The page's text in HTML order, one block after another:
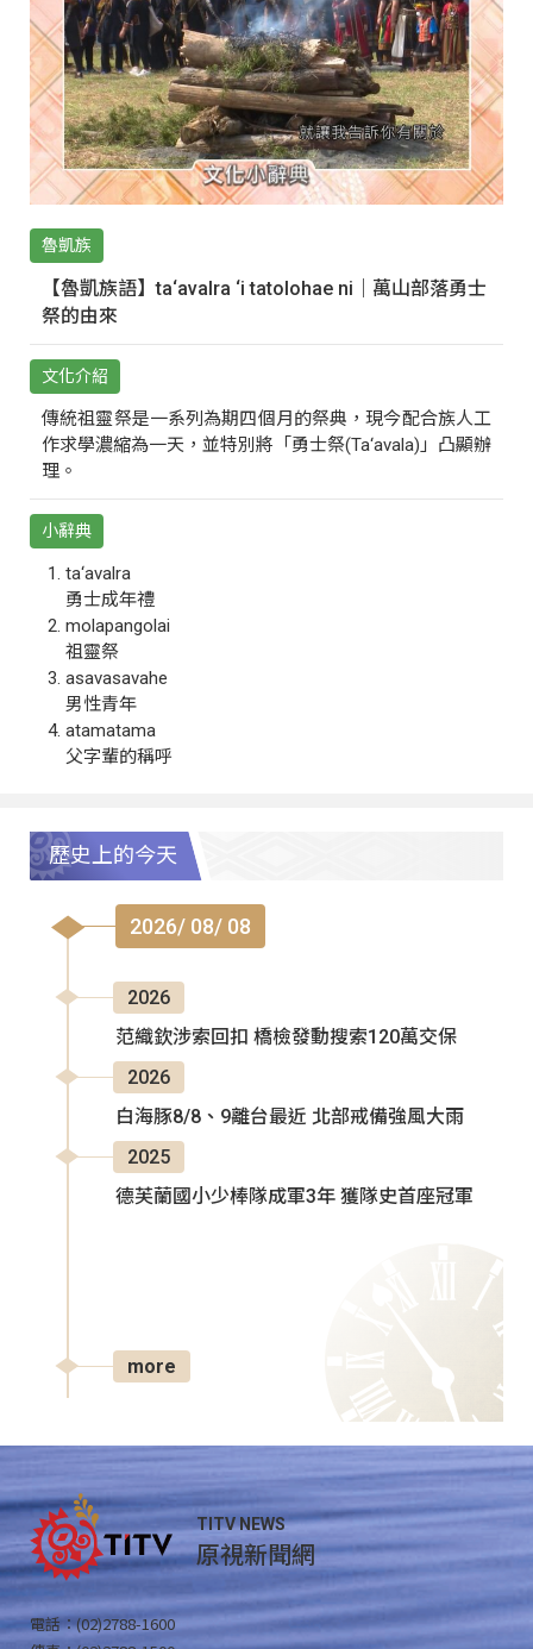
魯凱族
【魯凱族語】ta‘avalra ‘i tatolohae ni｜萬山部落勇士
祭的由來
文化介紹
傳統祖靈祭是一系列為期四個月的祭典，現今配合族人工
作求學濃縮為一天，並特別將「勇士祭(Ta‘avala)」凸顯辦
理。
小辭典
ta‘avalra
勇士成年禮
molapangolai
祖靈祭
asavasavahe
男性青年
atamatama
父字輩的稱呼
歷史上的今天
2026/ 08/ 08
2026
范織欽涉索回扣 橋檢發動搜索120萬交保
2026
白海豚8/8、9離台最近 北部戒備強風大雨
2025
德芙蘭國小少棒隊成軍3年 獲隊史首座冠軍
more
TITV NEWS
原視新聞網
電話：(02)2788-1600